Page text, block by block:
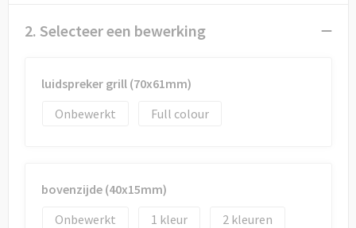
Strandtassen
Goodiebags
2. Selecteer een bewerking
luidspreker grill (70x61mm)
Onbewerkt
Full colour
bovenzijde (40x15mm)
Onbewerkt
1
2